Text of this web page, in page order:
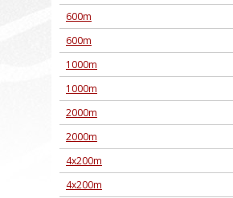
600m
600m
1000m
1000m
2000m
2000m
4x200m
4x200m